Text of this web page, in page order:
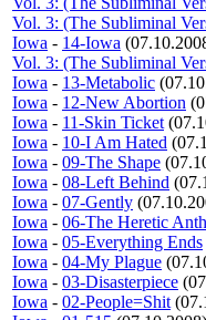
Vol. 3: (The Subliminal
Iowa - 14-Iowa
Vol. 3: (The Subliminal
Iowa - 13-Metabolic
Iowa - 12-New Abortion
Iowa - 11-Skin Ticket
Iowa - 10-I Am Hated
Iowa - 09-The Shape
Iowa - 08-Left Behind
Iowa - 07-Gently
Iowa - 06-The Heretic
Iowa - 05-Everything Ends
Iowa - 04-My Plague
Iowa - 03-Disasterpiece
Iowa - 02-People=Shit